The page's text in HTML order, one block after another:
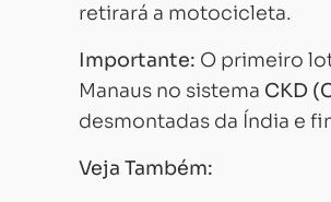
retirará a motocicleta.
Importante: O primeiro
Manaus no sistema CKD
desmontadas da Índia e
Veja Também: